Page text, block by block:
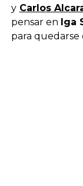
y Carlos
pensar en Iga
para